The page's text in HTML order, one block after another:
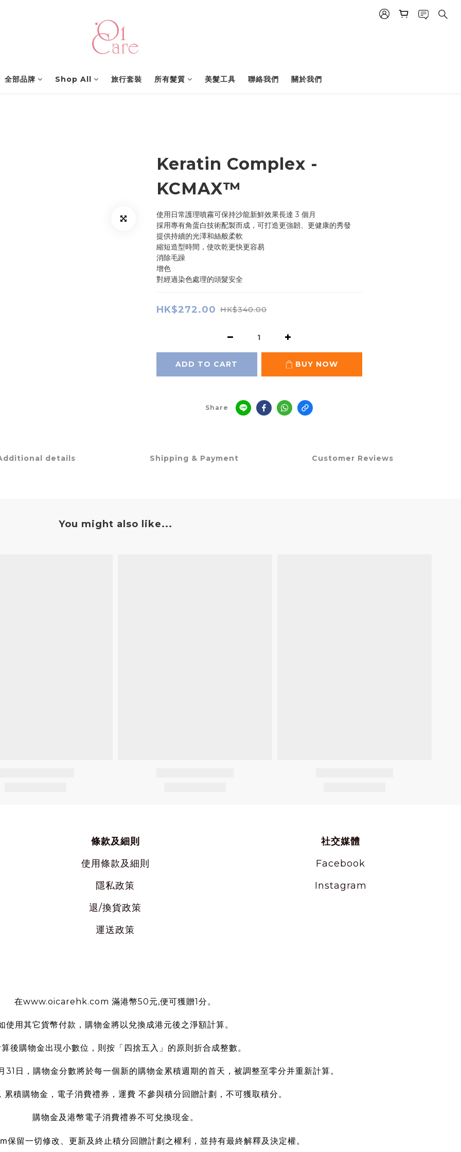
全部品牌 Shop All 旅行套裝 所有髮質 美髮工具 聯絡我們 關於我們
Keratin Complex -
KCMAX™
使用日常護理噴霧可保持沙龍新鮮效果長達 3 個月
採用專有角蛋白技術配製而成，可打造更強韌、更健康的秀發
提供持續的光澤和絲般柔軟
縮短造型時間，使吹乾更快更容易
消除毛躁
增色
對經過染色處理的頭髮安全
HK$272.00 HK$340.00
ADD TO CART BUY NOW
Share
details Shipping & Payment Customer Reviews
You might also like...
條款及細則
使用條款及細則
隱私政策
退/換貨政策
運送政策
社交媒體
Facebook
Instagram
在www.oicarehk.com 滿港幣50元,便可獲贈1分。
使用其它貨幣付款，購物金將以兌換成港元後之淨額計算。
後購物金出現小數位，則按「四捨五入」的原則折合成整數。
31日，購物金分數將於每一個新的購物金累積週期的首天，被調整至零分并重新計算。
累積購物金，電子消費禮券，運費 不參與積分回贈計劃，不可獲取積分。
購物金及港幣電子消費禮券不可兌換現金。
保留一切修改、更新及終止積分回贈計劃之權利，並持有最終解釋及決定權。